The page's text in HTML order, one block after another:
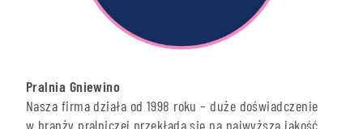
Pralnia Gniewino
Nasza firma działa od 1998 roku – duże doświadczenie
w branży pralniczej przekłada się na najwyższą jakość